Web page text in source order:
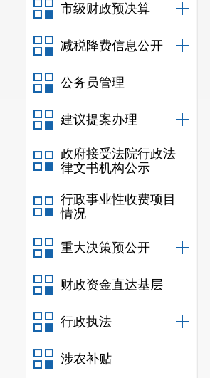
市级财政预决算
减税降费信息公开
公务员管理
建议提案办理
政府接受法院行政法
律文书机构公示
行政事业性收费项目
情况
重大决策预公开
财政资金直达基层
行政执法
涉农补贴